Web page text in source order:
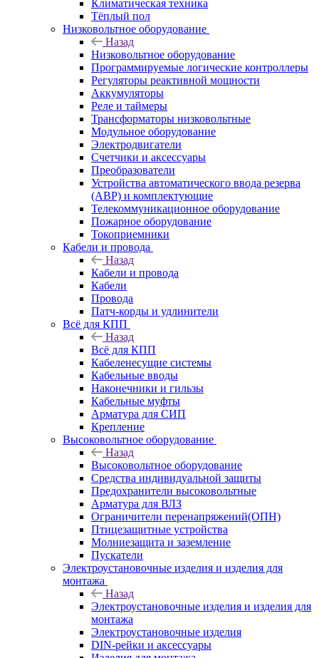
Климатическая техника
Тёплый пол
Низковольтное оборудование
Назад
Низковольтное оборудование
Программируемые логические контроллеры
Регуляторы реактивной мощности
Аккумуляторы
Реле и таймеры
Трансформаторы низковольтные
Модульное оборудование
Электродвигатели
Счетчики и аксессуары
Преобразователи
Устройства автоматического ввода резерва
(АВР) и комплектующие
Телекоммуникационное оборудование
Пожарное оборудование
Токоприемники
Кабели и провода
Назад
Кабели и провода
Кабели
Провода
Патч-корды и удлинители
Всё для КПП
Назад
Всё для КПП
Кабеленесущие системы
Кабельные вводы
Наконечники и гильзы
Кабельные муфты
Арматура для СИП
Крепление
Высоковольтное оборудование
Назад
Высоковольтное оборудование
Средства индивидуальной защиты
Предохранители высоковольтные
Арматура для ВЛЗ
Ограничители перенапряжений(ОПН)
Птицезащитные устройства
Молниезащита и заземление
Пускатели
Электроустановочные изделия и изделия для
монтажа
Назад
Электроустановочные изделия и изделия для
монтажа
Электроустановочные изделия
DIN-рейки и аксессуары